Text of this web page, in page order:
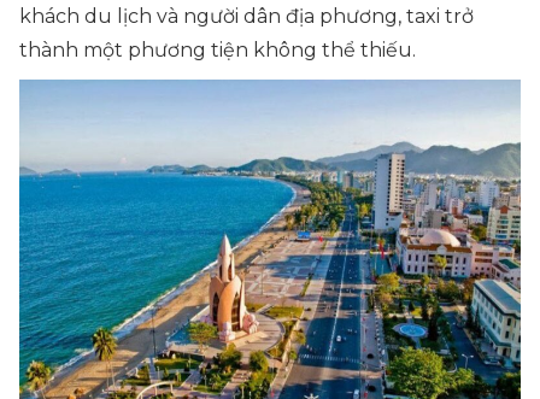
khách du lịch và người dân địa phương, taxi trở
thành một phương tiện không thể thiếu.